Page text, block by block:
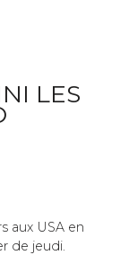
LES
aux USA en
de jeudi.